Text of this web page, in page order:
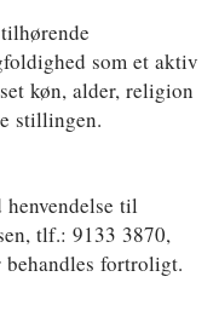
som et aktiv
køn, alder, religion
stillingen.
til
tlf.: 9133 3870,
behandles fortroligt.